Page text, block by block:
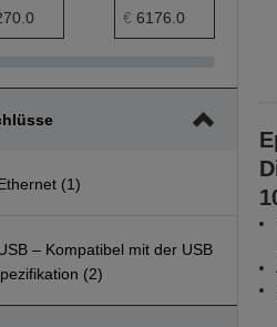
Preis max. Bereich
€
(1)
– Kompatibel mit der USB
(2)